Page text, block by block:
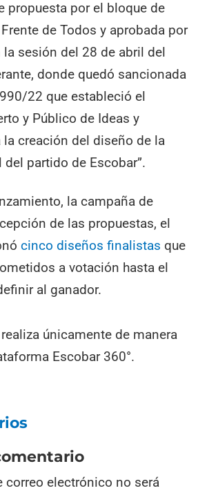
propuesta por el bloque de
de Todos y aprobada por
sesión del 28 de abril del
donde quedó sancionada
22 que estableció el
y Público de Ideas y
la creación del diseño de la
del partido de Escobar”.
la campaña de
de las propuestas, el
cinco diseños finalistas que
a votación hasta el
al ganador.
únicamente de manera
Escobar 360°.
correo electrónico no será